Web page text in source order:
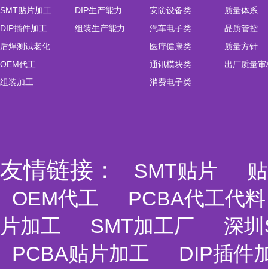
SMT贴片加工
DIP插件加工
后焊测试老化
OEM代工
组装加工
DIP生产能力
组装生产能力
安防设备类
汽车电子类
医疗健康类
通讯模块类
消费电子类
质量体系
品质管控
质量方针
出厂质量审
友情链接： SMT贴片
OEM代工
PCBA代工代料
片加工
SMT加工厂
深
PCBA贴片加工
DIP插件